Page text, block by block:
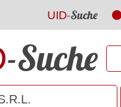
UID-Suche
-Suche